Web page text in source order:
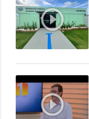
play_circle_outline
play_circle_outline